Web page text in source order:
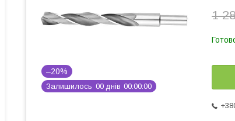
–20%
Залишилось 00 днів 00 00 00
1